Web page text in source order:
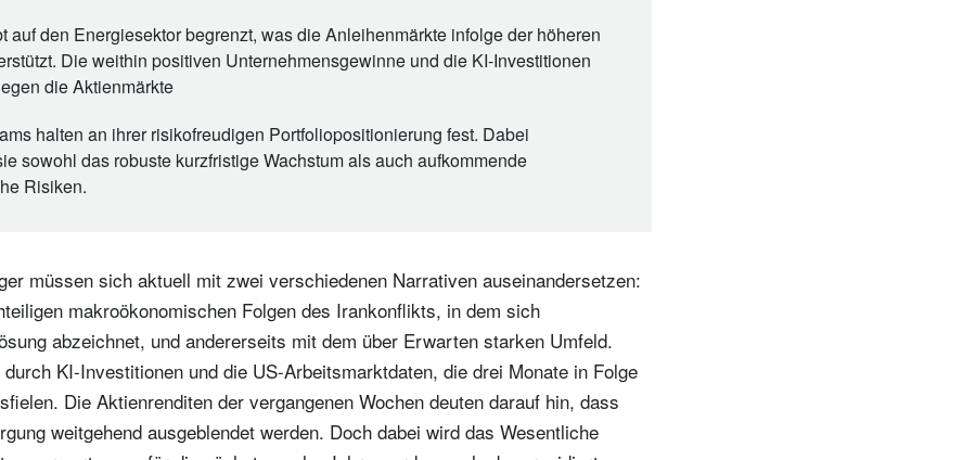
auf den Energiesektor begrenzt, was die Anleihenmärkte infolge der höheren
Die weithin positiven Unternehmensgewinne und die KI-Investitionen
die Aktienmärkte
halten an ihrer risikofreudigen Portfoliopositionierung fest. Dabei
sowohl das robuste kurzfristige Wachstum als auch aufkommende
Risiken.
müssen sich aktuell mit zwei verschiedenen Narrativen auseinandersetzen:
makroökonomischen Folgen des Irankonflikts, in dem sich
abzeichnet, und andererseits mit dem über Erwarten starken Umfeld.
KI-Investitionen und die US-Arbeitsmarktdaten, die drei Monate in Folge
Die Aktienrenditen der vergangenen Wochen deuten darauf hin, dass
weitgehend ausgeblendet werden. Doch dabei wird das Wesentliche